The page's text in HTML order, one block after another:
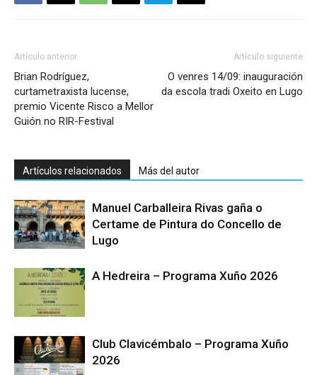
Artículo anterior
Brian Rodríguez,
curtametraxista lucense,
premio Vicente Risco a Mellor
Guión no RIR-Festival
Artículo siguiente
O venres 14/09: inauguración
da escola tradi Oxeito en Lugo
Artículos relacionados Más del autor
Manuel Carballeira Rivas gaña o
Certame de Pintura do Concello de
Lugo
A Hedreira – Programa Xuño 2026
Club Clavicémbalo – Programa Xuño
2026